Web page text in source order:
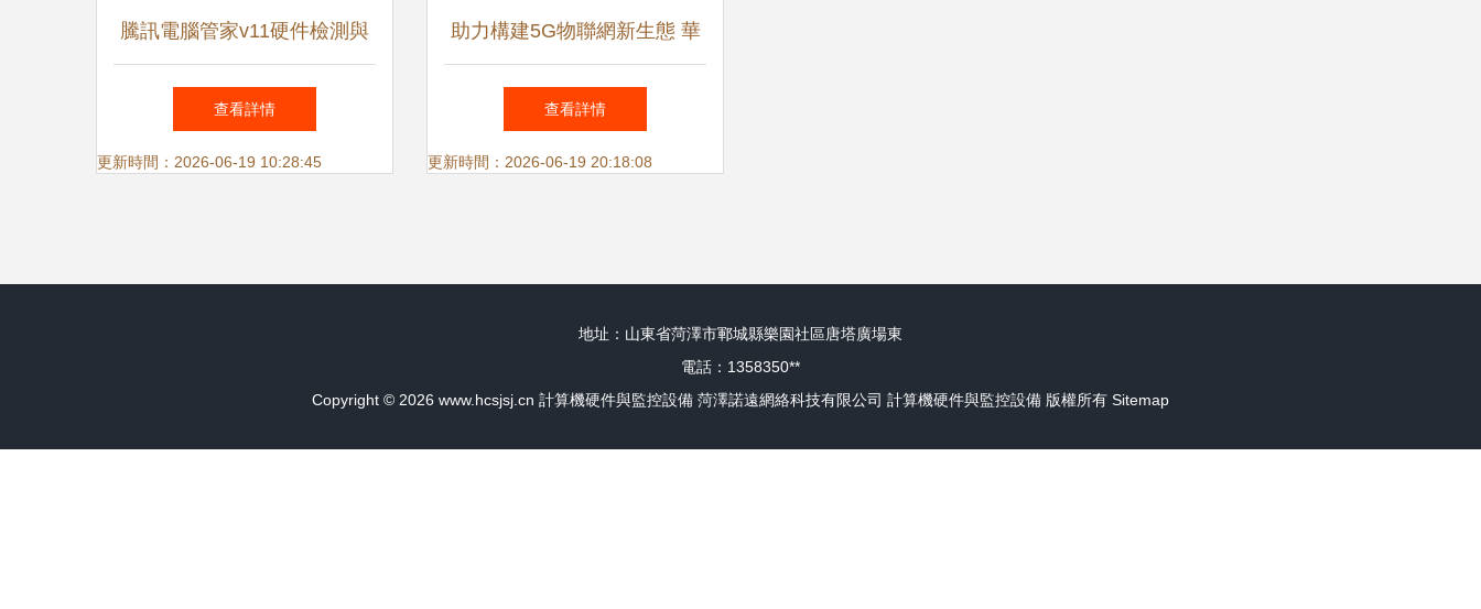
騰訊電腦管家v11硬件檢測與
監控功能使用指南
查看詳情
更新時間：2026-06-19 10:28:45
助力構建5G物聯網新生態 華
北工控智慧燈桿專用計算機產
品方案解析
查看詳情
更新時間：2026-06-19 20:18:08
地址：山東省菏澤市鄆城縣樂園社區唐塔廣場東
電話：1358350**
Copyright © 2026 www.hcsjsj.cn 計算機硬件與監控設備 菏澤諾遠網絡科技有限公司 計算機硬件與監控設備 版權所有 Sitemap